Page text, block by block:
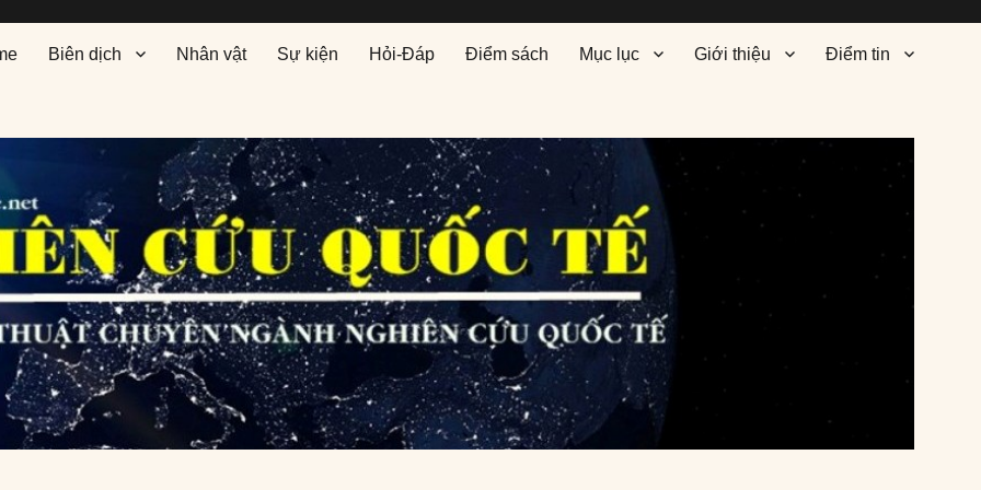
Biên dịch Nhân vật Sự kiện Hỏi-Đáp Điểm sách Mục lục Giới thiệu Điểm tin